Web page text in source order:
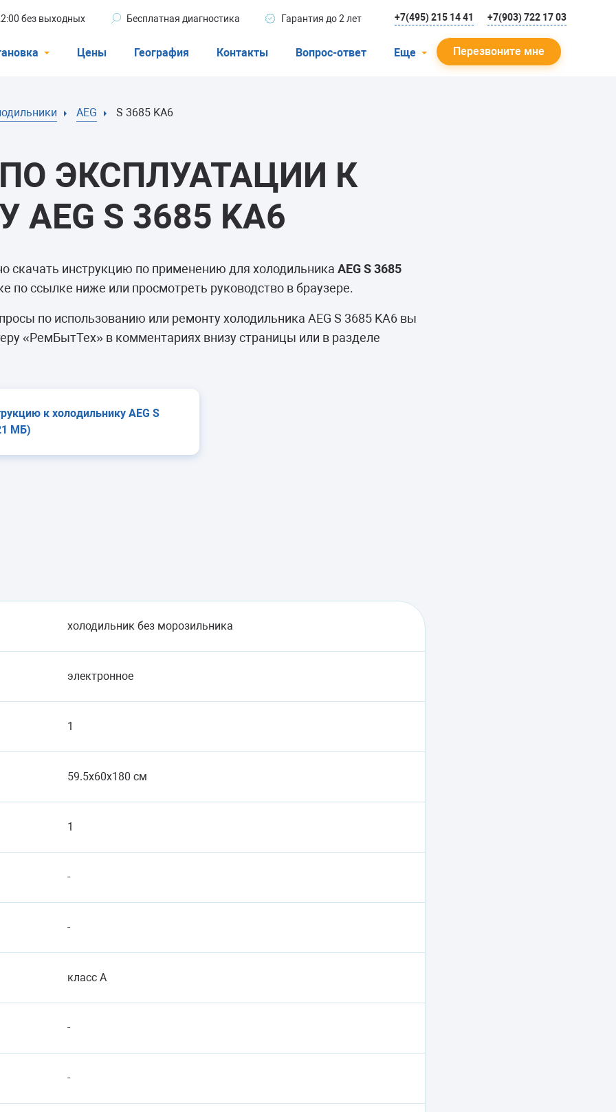
без выходных Бесплатная диагностика Гарантия до 2 лет +7(495) 215 14 41 +7(903) 722 17 03
Посудомоечные машины
Цены География Контакты Вопрос-ответ Еще Перезвоните мне
AEG S 3685 KA6
ЭКСПЛУАТАЦИИ К
S 3685 KA6
скачать инструкцию по применению для холодильника AEG S 3685
по ссылке ниже или просмотреть руководство в браузере.
по использованию или ремонту холодильника AEG S 3685 KA6 вы
«РемБытТех» в комментариях внизу страницы или в разделе
к холодильнику AEG S
МБ)
холодильник без морозильника
электронное
1
59.5x60x180 см
1
-
-
класс A
-
-